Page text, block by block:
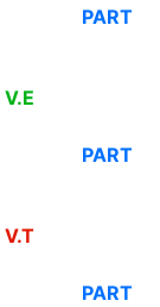
PART
V.E
PART
V.T
PART